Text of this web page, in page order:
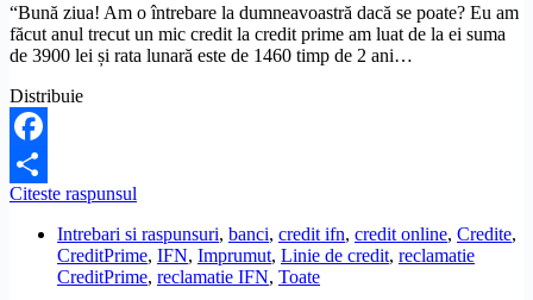
“Bună ziua! Am o întrebare la dumneavoastră dacă se poate? Eu am
făcut anul trecut un mic credit la credit prime am luat de la ei suma
de 3900 lei și rata lunară este de 1460 timp de 2 ani…
Distribuie
Facebook
Share
Citeste raspunsul
să
plătesc
o
Intrebari si raspunsuri, banci, credit ifn, credit online, Credite,
CreditPrime, IFN, Imprumut, Linie de credit, reclamatie
CreditPrime, reclamatie IFN, Toate